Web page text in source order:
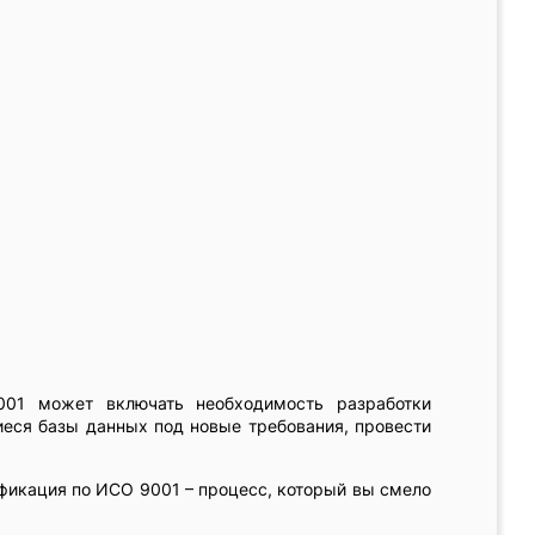
может включать необходимость разработки
базы данных под новые требования, провести
по ИСО 9001 – процесс, который вы смело